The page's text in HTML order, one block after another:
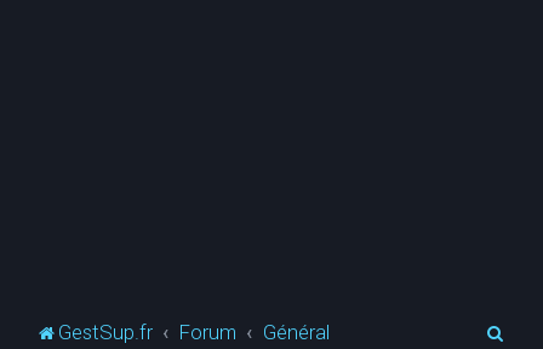
GestSup.fr Forum Général